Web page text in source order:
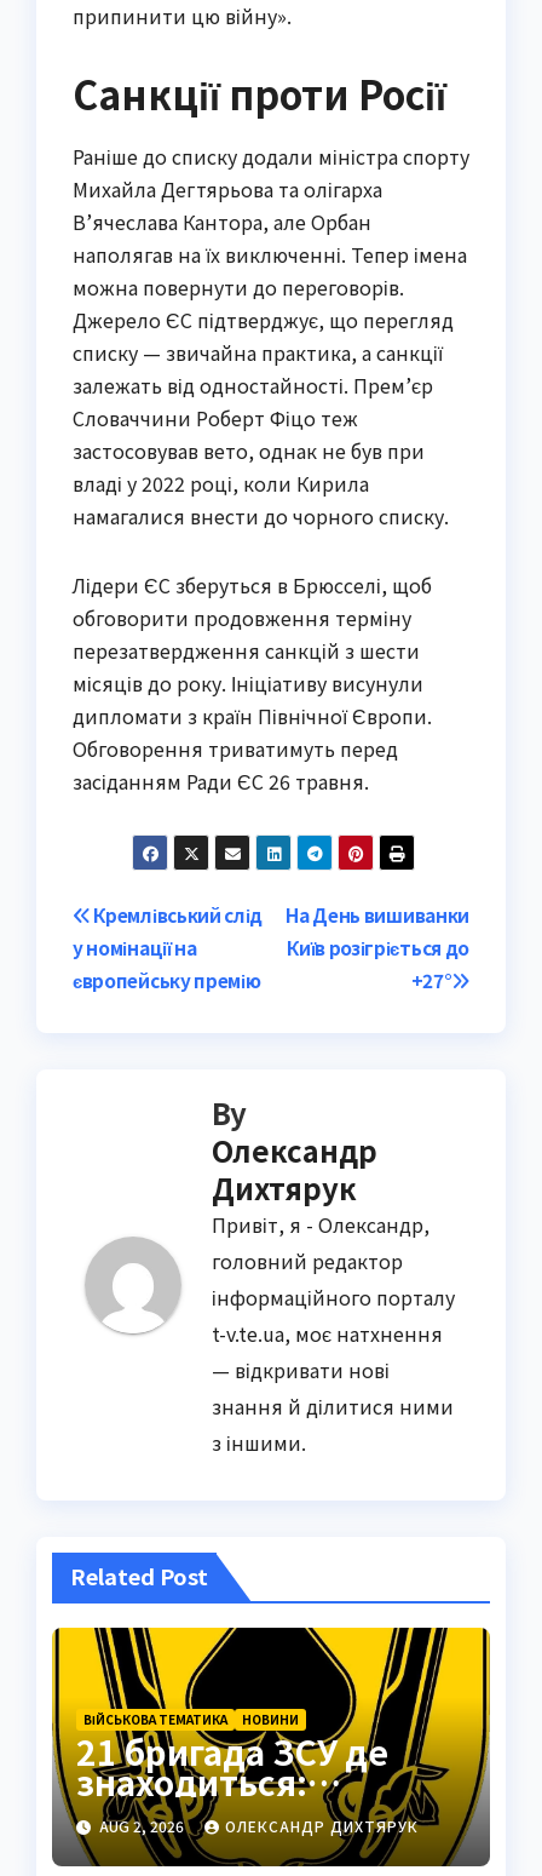
припинити цю війну».
Санкції проти Росії
Раніше до списку додали міністра спорту
Михайла Дегтярьова та олігарха
В’ячеслава Кантора, але Орбан
наполягав на їх виключенні. Тепер імена
можна повернути до переговорів.
Джерело ЄС підтверджує, що перегляд
списку — звичайна практика, а санкції
залежать від одностайності. Прем’єр
Словаччини Роберт Фіцо теж
застосовував вето, однак не був при
владі у 2022 році, коли Кирила
намагалися внести до чорного списку.
Лідери ЄС зберуться в Брюсселі, щоб
обговорити продовження терміну
перезатвердження санкцій з шести
місяців до року. Ініціативу висунули
дипломати з країн Північної Європи.
Обговорення триватимуть перед
засіданням Ради ЄС 26 травня.
Post
navigation
На День вишиванки
Київ розігріється до
+27°
Кремлівський слід
у номінації на
європейську премію
By
Олександр
Дихтярук
Привіт, я - Олександр,
головний редактор
інформаційного порталу
t-v.te.ua, моє натхнення
— відкривати нові
знання й ділитися ними
з іншими.
Related Post
ВІЙСЬКОВА ТЕМАТИКА НОВИНИ
21 бригада ЗСУ де
знаходиться:
Подільськ як
стратегічний центр
AUG 2, 2026 ОЛЕКСАНДР ДИХТЯРУК